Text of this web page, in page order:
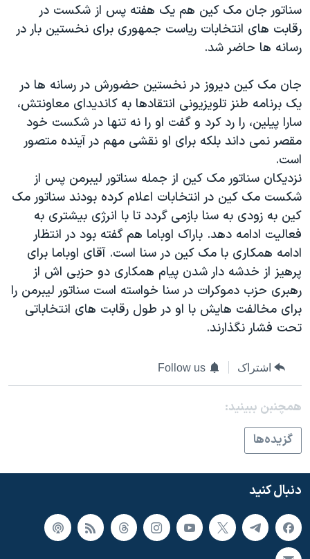
سناتور جان مک کین هم یک هفته پس از شکست در
رقابت های انتخابات ریاست جمهوری برای نخستین بار در
رسانه ها حاضر شد.
جان مک کین دیروز در نخستین حضورش در رسانه ها در
یک برنامه طنز تلویزیونی انتقادها به کاندیدای معاونتش،
سارا پیلین، را رد کرد و گفت او را نه تنها در شکست خود
مقصر نمی داند بلکه برای او نقشی مهم در آینده متصور
است.
نزدیکان سناتور مک کین از جمله سناتور لیبرمن پس از
شکست مک کین در انتخابات اعلام کرده بودند سناتور مک
کین به زودی به سنا بازمی گردد تا با انرژی بیشتری به
فعالیت ادامه دهد. باراک اوباما هم گفته بود در انتظار
ادامه همکاری با مک کین در سنا است. آقای اوباما برای
پرهیز از خدشه دار شدن پیام همکاری دو حزبی اش از
رهبری حزب دموکرات در سنا خواسته است سناتور لیبرمن را
برای مخالفت هایش با او در طول رقابت های انتخاباتی
تحت فشار نگذارند.
اشتراک Follow us
همچنبن ببینید:
گزيده‌ها
دنبال کنید